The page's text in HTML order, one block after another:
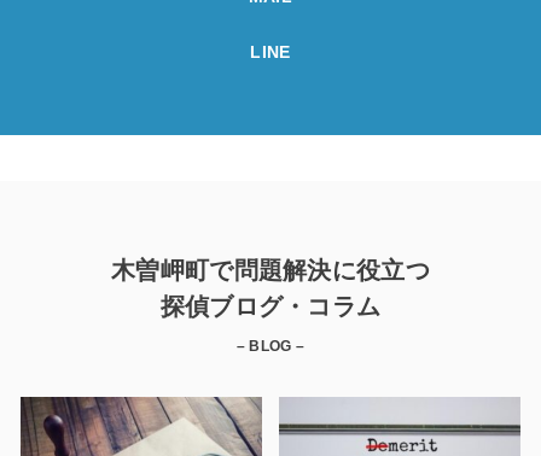
LINE
木曽岬町で問題解決に役立つ
探偵ブログ・コラム
– BLOG –